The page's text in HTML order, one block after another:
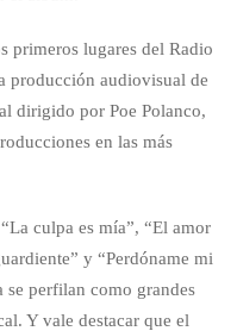
primeros lugares del Radio
producción audiovisual de
dirigido por Poe Polanco,
en las más
culpa es mía”, “El amor
y “Perdóname mi
se perfilan como grandes
Y vale destacar que el